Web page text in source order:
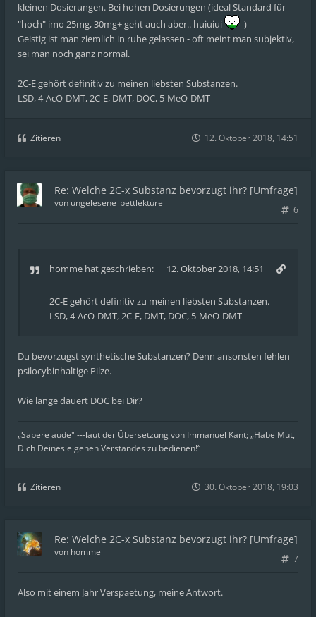
kleinen Dosierungen. Bei hohen Dosierungen (ideal Standard für
"hoch" imo 25mg, 30mg+ geht auch aber.. huiuiui
)
Geistig ist man ziemlich in ruhe gelassen - oft meint man subjektiv,
sei man noch ganz normal.
2C-E gehört definitiv zu meinen liebsten Substanzen.
LSD, 4-AcO-DMT, 2C-E, DMT, DOC, 5-MeO-DMT
Zitieren 12. Oktober 2018, 14:51
Re: Welche 2C-x Substanz bevorzugt ihr? [Umfrage]
6
von ungelesene_bettlektüre
homme hat geschrieben: 12. Oktober 2018, 14:51
2C-E gehört definitiv zu meinen liebsten Substanzen.
LSD, 4-AcO-DMT, 2C-E, DMT, DOC, 5-MeO-DMT
Du bevorzugst synthetische Substanzen? Denn ansonsten fehlen
psilocybinhaltige Pilze.
Wie lange dauert DOC bei Dir?
„Sapere aude" ---laut der Übersetzung von Immanuel Kant; „Habe Mut,
Dich Deines eigenen Verstandes zu bedienen!“
Zitieren 30. Oktober 2018, 19:03
Re: Welche 2C-x Substanz bevorzugt ihr? [Umfrage]
7
von homme
Also mit einem Jahr Verspaetung, meine Antwort.